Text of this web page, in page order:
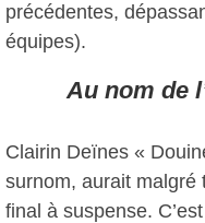
précédentes,
équipes).
Au nom de
Clairin Deïnes «
surnom, aurait malgré
final à suspense.